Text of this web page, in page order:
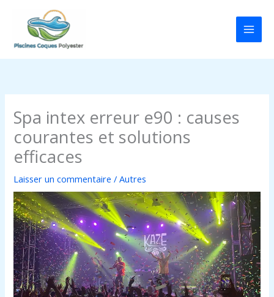
contenu
Spa intex erreur e90 : causes
courantes et solutions
efficaces
Laisser un commentaire /Autres